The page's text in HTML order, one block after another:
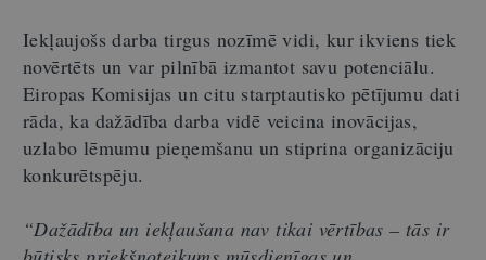
Iekļaujošs darba tirgus nozīmē vidi, kur ikviens tiek
novērtēts un var pilnībā izmantot savu potenciālu.
Eiropas Komisijas un citu starptautisko pētījumu dati
rāda, ka dažādība darba vidē veicina inovācijas,
uzlabo lēmumu pieņemšanu un stiprina organizāciju
konkurētspēju.
“Dažādība un iekļaušana nav tikai vērtības – tās ir